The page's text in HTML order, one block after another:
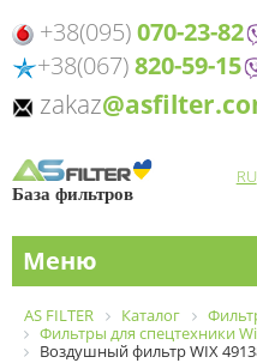
+38(095)070-23-82
+38(067)820-59-15
zakaz
База фильтров
RU
Меню
AS FILTER Каталог
Фильтры для спецтехники
Воздушный фильтр WIX